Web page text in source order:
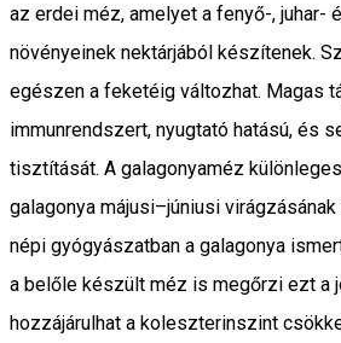
az erdei méz, amelyet a fenyő-, juhar-
növényeinek nektárjából készítenek.
egészen a feketéig változhat. Magas
immunrendszert, nyugtató hatású, és
tisztítását. A galagonyaméz
galagonya májusi–júniusi
népi gyógyászatban a galagonya
a belőle készült méz is megőrzi ezt a
hozzájárulhat a koleszterinszint